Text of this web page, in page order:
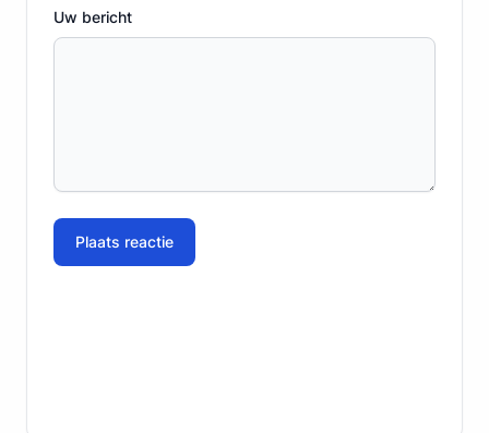
Uw bericht
Plaats reactie